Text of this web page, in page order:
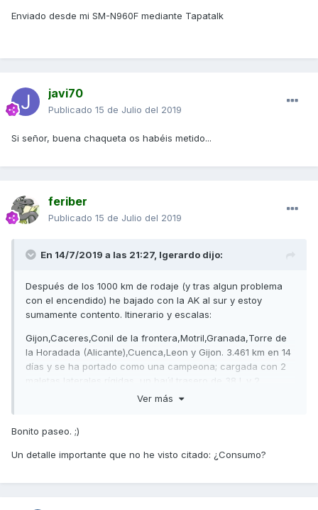
Enviado desde mi SM-N960F mediante Tapatalk
javi70
Publicado 15 de Julio del 2019
Si señor, buena chaqueta os habéis metido...
feriber
Publicado 15 de Julio del 2019
En 14/7/2019 a las 21:27, Igerardo dijo:
Después de los 1000 km de rodaje (y tras algun problema
con el encendido) he bajado con la AK al sur y estoy
sumamente contento. Itinerario y escalas:
Gijon,Caceres,Conil de la frontera,Motril,Granada,Torre de
la Horadada (Alicante),Cuenca,Leon y Gijon. 3.461 km en 14
días y se ha portado como una campeona; cargada con 2
maletas laterales rígidas, un baúl trasero de 38 l. y 2
personas. Ni una reacción rara, muy estable en curvas y
Encantados la señora y yo. Ahora, que descanse un poco.
Velocidad máxima con 3 maletas y 2 personas en autopista:
Ver más
Bonito paseo. ;)
Un detalle importante que no he visto citado: ¿Consumo?